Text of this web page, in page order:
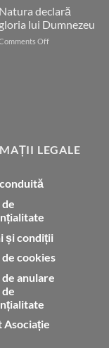
nostru
ești
în
Natura declară
gloria lui Dumnezeu
Offon
LEGALE
și condiții
cookies
anulare
Asociație